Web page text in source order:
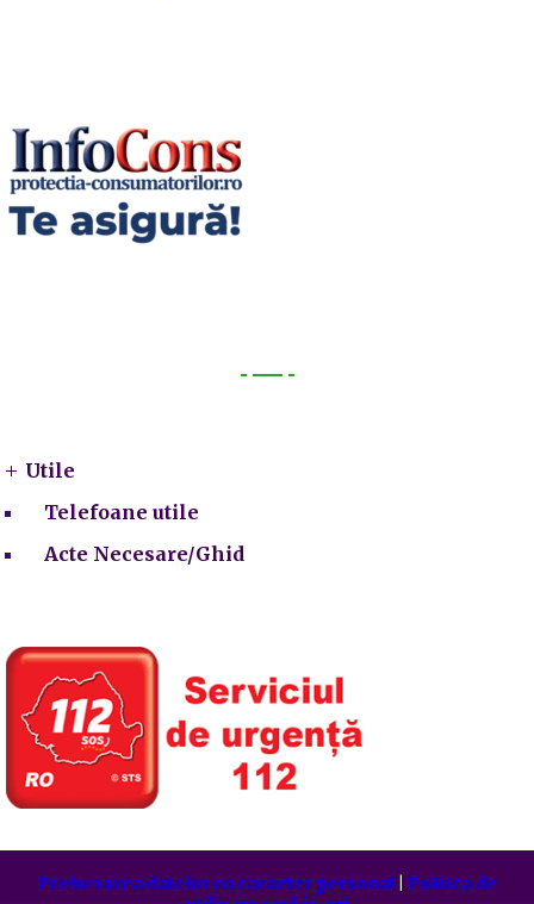
Utile
Telefoane utile
Acte Necesare/Ghid
Prelucrarea datelor cu caracter personal| Politica de